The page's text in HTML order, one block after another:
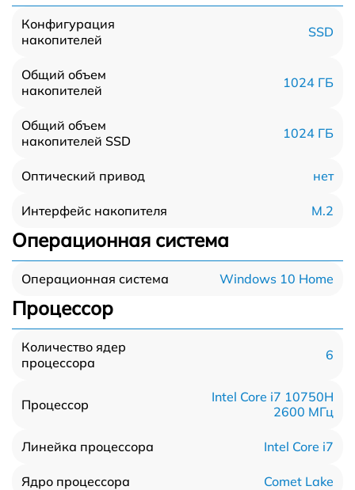
Конфигурация
накопителей
SSD
Общий объем
накопителей
1024 ГБ
Общий объем
накопителей SSD
1024 ГБ
Оптический привод нет
Интерфейс накопителя M.2
Операционная система
Операционная система Windows 10 Home
Процессор
Количество ядер
процессора
6
Процессор
Intel Core i7 10750H
2600 МГц
Линейка процессора Intel Core i7
Ядро процессора Comet Lake